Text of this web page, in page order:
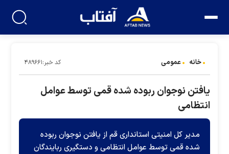
خانه عمومی کد خبر:۴۸۹۶۶۱
یافتن نوجوان ربوده شده قمی توسط عوامل
انتظامی
مدیر کل امنیتی استانداری قم از یافتن نوجوان ربوده
شده قمی توسط عوامل انتظامی و دستگیری ربایندگان